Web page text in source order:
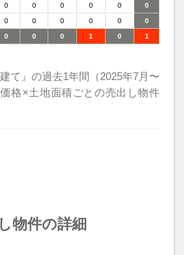
0 0 0 0 0
0
0 0 0 0 0
0
0 0 0 1 0 1
て』の過去1年間（2025年7月〜
格×土地面積ごとの売出し物件
物件の詳細